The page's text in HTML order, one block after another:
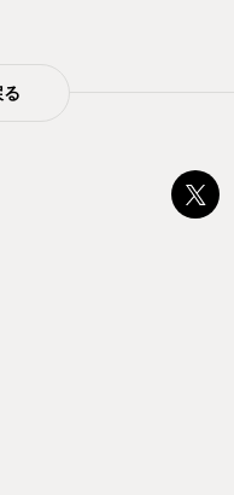
。（ちなみに僕はヨハ
ックマンシリーズをプ
発担当しているそうな
ら入手できる素材を集
備による強化、所持金
入することが出来るよ
設計になっている絶妙
、BGMが主題歌のヨハ
復で復活して一定期間
ーズのソングオブディ
る